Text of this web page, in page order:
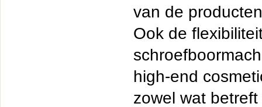
van de
Ook de
high-end
zowel wat